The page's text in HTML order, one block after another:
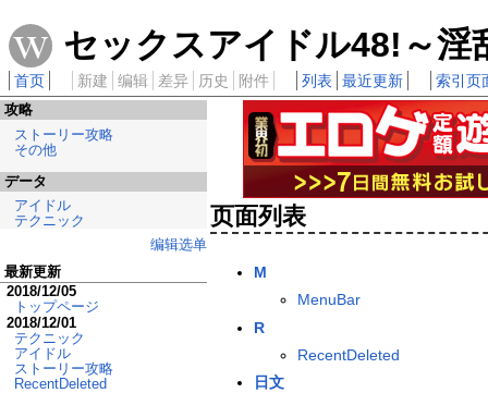
セックスアイドル48!～淫
首页 新建 编辑 差异 历史 附件 列表 最近更新 索引页
页面列表
M
MenuBar
R
RecentDeleted
日文
攻略
ストーリー攻略
その他
データ
アイドル
テクニック
编辑选单
最新更新
2018/12/05
トップページ
2018/12/01
テクニック
アイドル
ストーリー攻略
RecentDeleted